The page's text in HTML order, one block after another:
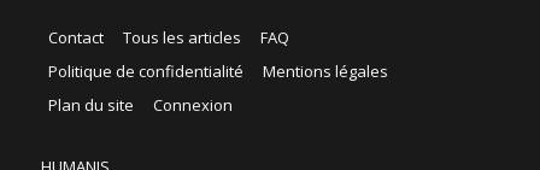
Contact Tous les articles
FAQ
Politique de confidentialité
Mentions légales
Plan du site
Connexion